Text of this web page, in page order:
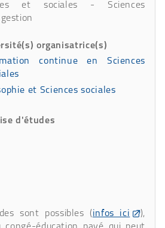
et sociales - Sciences
organisatrice(s)
continue en Sciences
et Sciences sociales
d'études
sont possibles (infos ici
),